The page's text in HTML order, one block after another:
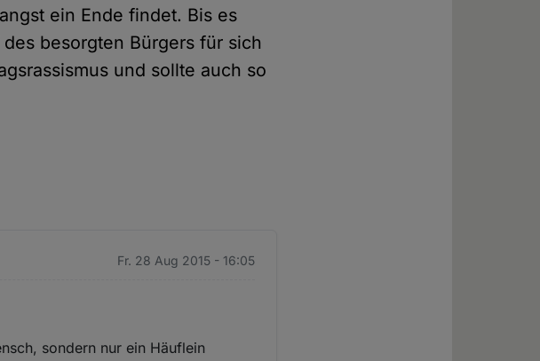
ein Ende findet. Bis es
besorgten Bürgers für sich
und sollte auch so
Fr. 28 Aug 2015 - 16:05
sondern nur ein Häuflein